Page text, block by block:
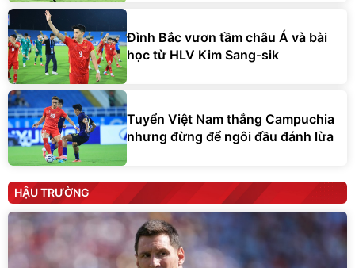
Đình Bắc vươn tầm châu Á và bài
học từ HLV Kim Sang-sik
Tuyển Việt Nam thắng Campuchia
nhưng đừng để ngôi đầu đánh lừa
HẬU TRƯỜNG